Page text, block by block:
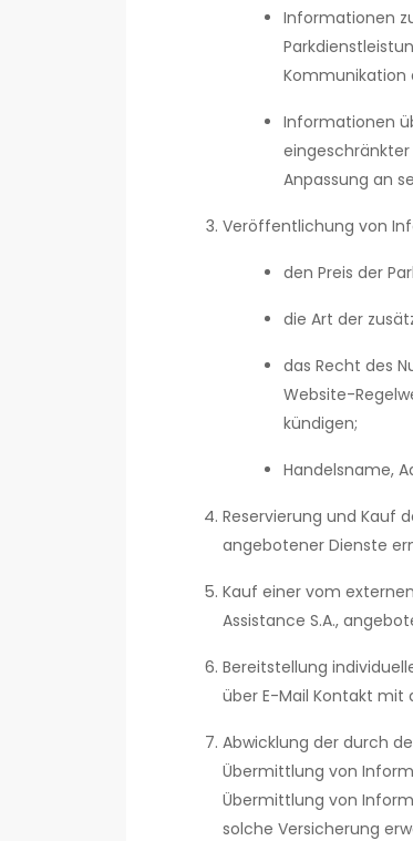
Informationen
Kommunikation
Informationen
eingeschränkter
Anpassung an
Veröffentlichung von
den Preis der
die Art der
das Recht des
Website-
kündigen;
Handelsname,
Reservierung und Kauf
angebotener Dienste
Kauf einer vom
Assistance S.A.,
Bereitstellung
über E-Mail Kontakt
Abwicklung der durch
Übermittlung von
Übermittlung von
solche Versicherung